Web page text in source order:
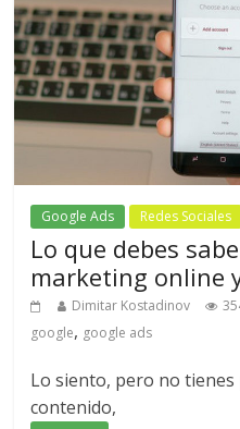
Google Ads Redes Sociales
Lo que debes
marketing online
Dimitar Kostadinov
google, google ads
Lo siento, pero no
contenido,